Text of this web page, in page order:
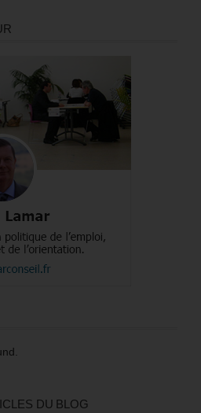
DU BLOG